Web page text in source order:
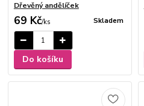
Dřevěný andělíček
69 Kč/ks Skladem
Do košíku